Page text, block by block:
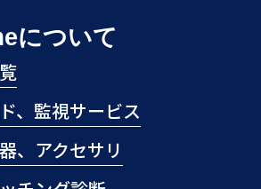
について
、監視サービス
、アクセサリ